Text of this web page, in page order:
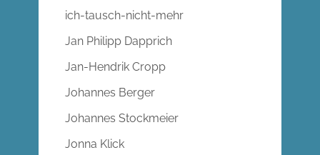
ich-tausch-nicht-mehr
Jan Philipp Dapprich
Jan-Hendrik Cropp
Johannes Berger
Johannes Stockmeier
Jonna Klick